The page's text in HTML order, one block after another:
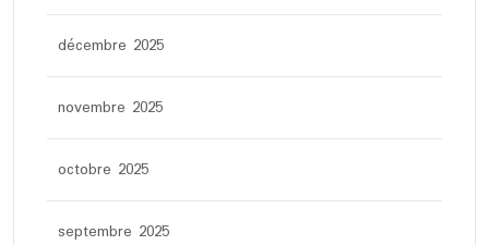
décembre 2025
novembre 2025
octobre 2025
septembre 2025